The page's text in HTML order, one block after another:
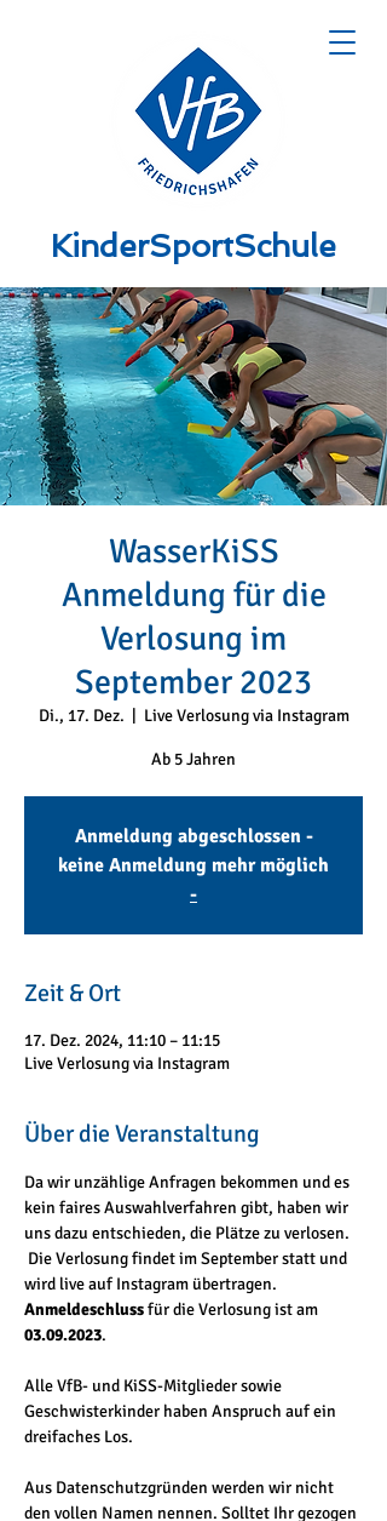
KinderSportSchule
WasserKiSS
Anmeldung für die
Verlosung im
September 2023
Di., 17. Dez.
  |
Live Verlosung via Instagram
Ab 5 Jahren
Anmeldung abgeschlossen -
keine Anmeldung mehr möglich
-
Zeit & Ort
17. Dez. 2024, 11:10 – 11:15
Live Verlosung via Instagram
Über die Veranstaltung
Da wir unzählige Anfragen bekommen und es
kein faires Auswahlverfahren gibt, haben wir
uns dazu entschieden, die Plätze zu verlosen.
Die Verlosung findet im September statt und
wird live auf Instagram übertragen.
Anmeldeschluss für die Verlosung ist am
03.09.2023.
Alle VfB- und KiSS-Mitglieder sowie
Geschwisterkinder haben Anspruch auf ein
dreifaches Los.
Aus Datenschutzgründen werden wir nicht
den vollen Namen nennen. Solltet Ihr gezogen